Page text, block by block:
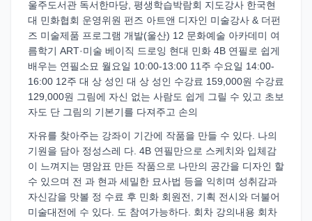
울주도서관 독서한마당, 평생학습박람회 지도강사 한국현
대 민화협회 운영위원 펀즈 아트앤 디자인 미술강사 & 더펀
즈 미술제품 프로그램 개발(울산) 12 문화예술 아카데미 여
름학기 ART·미술 베이직 드로잉 현대 민화 4B 연필로 쉽게
배우는 연필소묘 월요일 10:00-13:00 11주 수요일 14:00-
16:00 12주 대 상 성인 대 상 성인 수강료 159,000원 수강료
129,000원 그림에 자신 없는 사람도 쉽게 그릴 수 있고 초보
자도 단 그림의 기본기를 다져주고 손의
자유를 찾아주는 강좌이 기간에 작품을 만들 수 있다. 나의
기원을 담아 정성스레 다. 4B 연필만으로 스케치와 입체감
이 느껴지는 명암표 만든 작품으로 나만의 공간을 디자인 할
수 있으며 전 과 현과 세밀한 묘사법 등을 익히며 성취감과
자신감을 맛볼 정 수료 후 민화 회원전, 기획 전시와 더불어
미술대전에 수 있다. 도 참여가능하다. 회차 강의내용 회차